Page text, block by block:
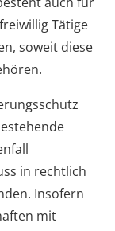
Tätige
soweit diese
in rechtlich
Insofern
mit